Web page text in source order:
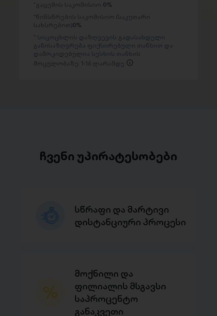
გაცემის საკომისიო 0%
წინსწრების საკომისიო (საკუთარი
სახსრებით)0%
სიცოცხლის დაზღვევის გადასახდელი
განისაზღვრება ფიქსირებული თანხით და
დამოკიდებულია სესხის თანხის
მოცულობაზე: 1-16 ლარამდე
ჩვენი უპირატესობები
სწრაფი და მარტივი
დისტანციური პროცესი
მოქნილი და
ფილიალის მსგავსი
საპროცენტო
განაკვეთი